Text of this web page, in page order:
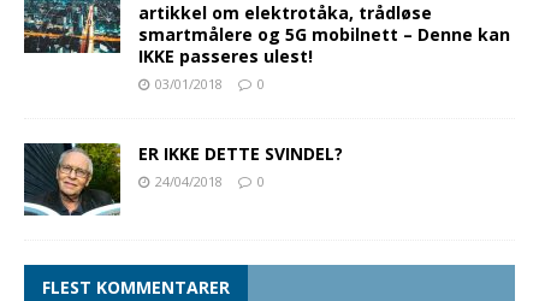
artikkel om elektrotåka, trådløse
smartmålere og 5G mobilnett – Denne kan
IKKE passeres ulest!
03/01/2018 0
ER IKKE DETTE SVINDEL?
24/04/2018 0
FLEST KOMMENTARER